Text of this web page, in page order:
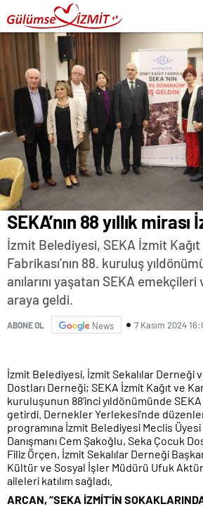
SEKA’nın 88 yıllık mirası
İzmit Belediyesi, SEKA İzmit
Fabrikası’nın 88. kuruluş
anılarını yaşatan SEKA
araya geldi.
ABONE OL News 7 Kasım 2024
İzmit Belediyesi, İzmit Sekalılar Derneği
Dostları Derneği; SEKA İzmit Kağıt ve
kuruluşunun 88’inci yıldönümünde
getirdi. Dernekler Yerlekesi’nde
programına İzmit Belediyesi Meclis
Danışmanı Cem Şakoğlu, Seka Çocuk
Filiz Örçen, İzmit Sekalılar Derneği
Kültür ve Sosyal İşler Müdürü Ufuk
aileleri katılım sağladı.
ARCAN, “SEKA İZMİT’İN